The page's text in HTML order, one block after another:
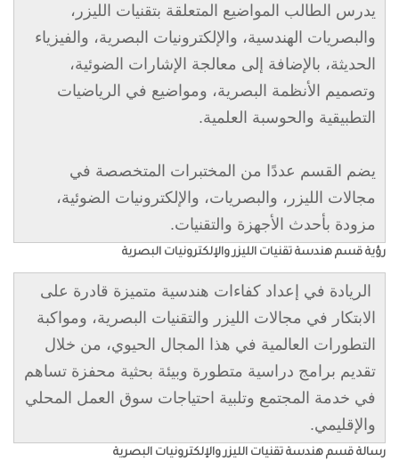
يدرس الطالب المواضيع المتعلقة بتقنيات الليزر،
والبصريات الهندسية، والإلكترونيات البصرية، والفيزياء
الحديثة، بالإضافة إلى معالجة الإشارات الضوئية،
وتصميم الأنظمة البصرية، ومواضيع في الرياضيات
التطبيقية والحوسبة العلمية.
يضم القسم عددًا من المختبرات المتخصصة في
مجالات الليزر، والبصريات، والإلكترونيات الضوئية،
مزودة بأحدث الأجهزة والتقنيات.
رؤية قسم هندسة تقنيات الليزر والإلكترونيات البصرية
الريادة في إعداد كفاءات هندسية متميزة قادرة على
الابتكار في مجالات الليزر والتقنيات البصرية، ومواكبة
التطورات العالمية في هذا المجال الحيوي، من خلال
تقديم برامج دراسية متطورة وبيئة بحثية محفزة تساهم
في خدمة المجتمع وتلبية احتياجات سوق العمل المحلي
والإقليمي.
رسالة قسم هندسة تقنيات الليزر والإلكترونيات البصرية